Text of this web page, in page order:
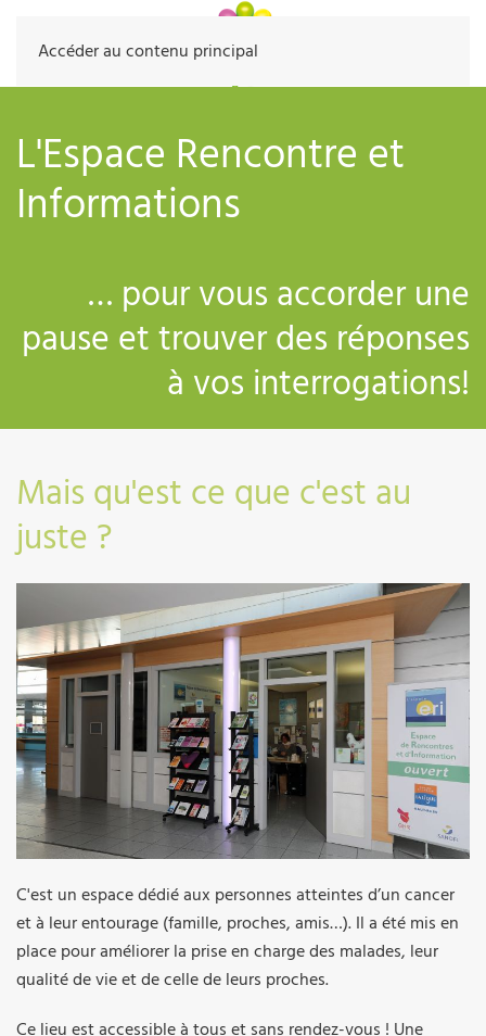
Accéder au contenu principal
L'Espace Rencontre et
Informations
… pour vous accorder une
pause et trouver des réponses
à vos interrogations!
Mais qu'est ce que c'est au
juste ?
C'est un espace dédié aux personnes atteintes d’un cancer
et à leur entourage (famille, proches, amis…). Il a été mis en
place pour améliorer la prise en charge des malades, leur
qualité de vie et de celle de leurs proches.
Ce lieu est accessible à tous et sans rendez-vous ! Une